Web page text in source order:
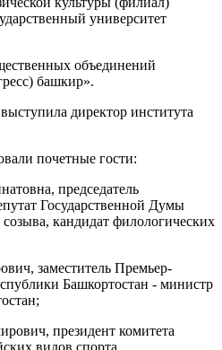
университет
объединений
башкир».
директор института
почетные гости:
председатель
Государственной Думы
кандидат филологических
заместитель Премьер-
Башкортостан - министр
президент комитета
видов спорта